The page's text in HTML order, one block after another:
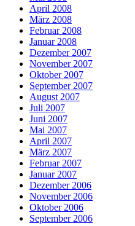
April 2008
März 2008
Februar 2008
Januar 2008
Dezember 2007
November 2007
Oktober 2007
September 2007
August 2007
Juli 2007
Juni 2007
Mai 2007
April 2007
März 2007
Februar 2007
Januar 2007
Dezember 2006
November 2006
Oktober 2006
September 2006